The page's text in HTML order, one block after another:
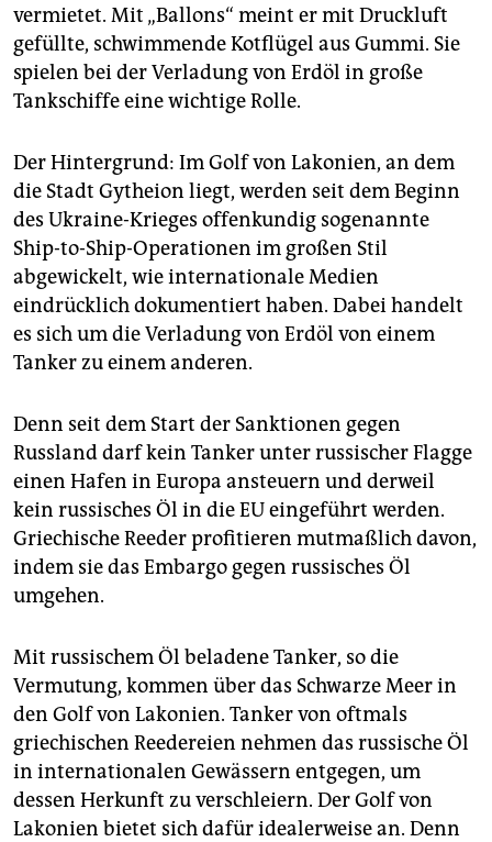
vermietet. Mit „Ballons“ meint er mit Druckluft
gefüllte, schwimmende Kotflügel aus Gummi. Sie
spielen bei der Verladung von Erdöl in große
Tankschiffe eine wichtige Rolle.
Der Hintergrund: Im Golf von Lakonien, an dem
die Stadt Gytheion liegt, werden seit dem Beginn
des Ukraine-Krieges offenkundig sogenannte
Ship-to-Ship-Operationen im großen Stil
abgewickelt, wie internationale Medien
eindrücklich dokumentiert haben. Dabei handelt
es sich um die Verladung von Erdöl von einem
Tanker zu einem anderen.
Denn seit dem Start der Sanktionen gegen
Russland darf kein Tanker unter russischer Flagge
einen Hafen in Europa ansteuern und derweil
kein russisches Öl in die EU eingeführt werden.
Griechische Reeder profitieren mutmaßlich davon,
indem sie das Embargo gegen russisches Öl
umgehen.
Mit russischem Öl beladene Tanker, so die
Vermutung, kommen über das Schwarze Meer in
den Golf von Lakonien. Tanker von oftmals
griechischen Reedereien nehmen das russische Öl
in internationalen Gewässern entgegen, um
dessen Herkunft zu verschleiern. Der Golf von
Lakonien bietet sich dafür idealerweise an. Denn